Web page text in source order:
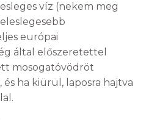
víz (nekem meg
európai
által előszeretettel
mosogatóvödröt
ha kiürül, laposra hajtva